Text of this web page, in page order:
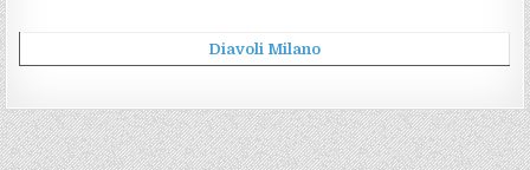
Diavoli Milano